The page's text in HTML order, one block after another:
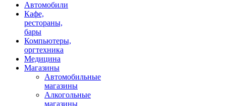
Автомобили
Кафе,
рестораны,
бары
Компьютеры,
оргтехника
Медицина
Магазины
Автомобильные
магазины
Алкогольные
магазины